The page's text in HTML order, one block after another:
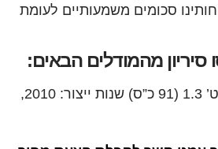
סכומים משמעותיים לעומת
סיריון מהמודלים הבאים:
דייהטסו סיריון CX אוט’ 1.3 (91 כ”ס) שנות ייצור: 2010,